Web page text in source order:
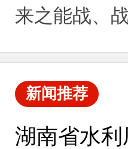
来之能战、
新闻推荐
湖南省水